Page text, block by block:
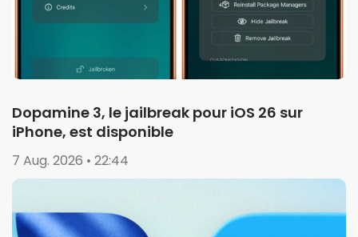
Dopamine 3, le jailbreak pour iOS 26 sur
iPhone, est disponible
7 Aug. 2026 • 22:44